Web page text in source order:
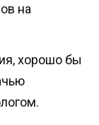
на
хорошо бы